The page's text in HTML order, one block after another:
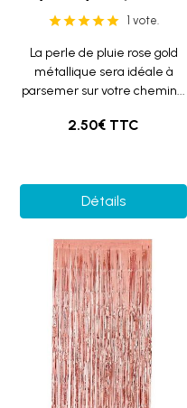
1 vote.
La perle de pluie rose gold
métallique sera idéale à
parsemer sur votre chemin...
2.50€ TTC
Détails